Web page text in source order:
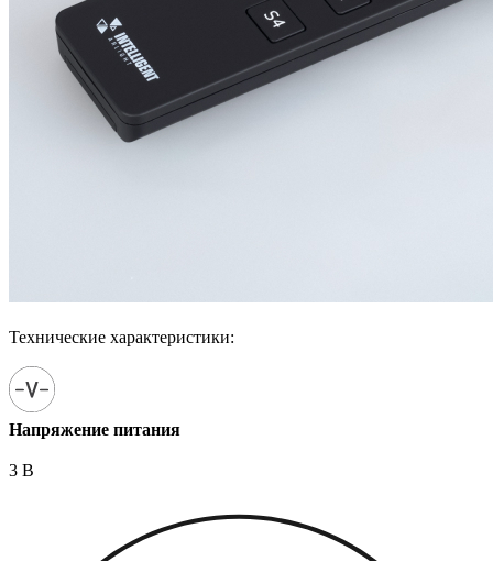
Технические характеристики:
Напряжение питания
3 В